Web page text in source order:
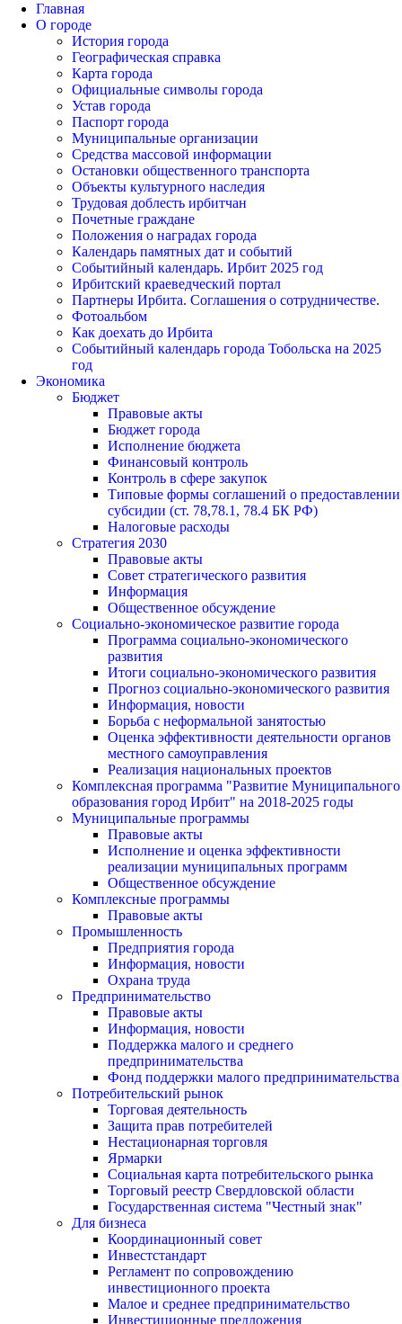
Главная
О городе
История города
Географическая справка
Карта города
Официальные символы города
Устав города
Паспорт города
Муниципальные организации
Средства массовой информации
Остановки общественного транспорта
Объекты культурного наследия
Трудовая доблесть ирбитчан
Почетные граждане
Положения о наградах города
Календарь памятных дат и событий
Событийный календарь. Ирбит 2025 год
Ирбитский краеведческий портал
Партнеры Ирбита. Соглашения о сотрудничестве.
Фотоальбом
Как доехать до Ирбита
Событийный календарь города Тобольска на 2025
год
Экономика
Бюджет
Правовые акты
Бюджет города
Исполнение бюджета
Финансовый контроль
Контроль в сфере закупок
Типовые формы соглашений о предоставлении
субсидии (ст. 78,78.1, 78.4 БК РФ)
Налоговые расходы
Стратегия 2030
Правовые акты
Совет стратегического развития
Информация
Общественное обсуждение
Социально-экономическое развитие города
Программа социально-экономического
развития
Итоги социально-экономического развития
Прогноз социально-экономического развития
Информация, новости
Борьба с неформальной занятостью
Оценка эффективности деятельности органов
местного самоуправления
Реализация национальных проектов
Комплексная программа "Развитие Муниципального
образования город Ирбит" на 2018-2025 годы
Муниципальные программы
Правовые акты
Исполнение и оценка эффективности
реализации муниципальных программ
Общественное обсуждение
Комплексные программы
Правовые акты
Промышленность
Предприятия города
Информация, новости
Охрана труда
Предпринимательство
Правовые акты
Информация, новости
Поддержка малого и среднего
предпринимательства
Фонд поддержки малого предпринимательства
Потребительский рынок
Торговая деятельность
Защита прав потребителей
Нестационарная торговля
Ярмарки
Социальная карта потребительского рынка
Торговый реестр Свердловской области
Государственная система "Честный знак"
Для бизнеса
Координационный совет
Инвестстандарт
Регламент по сопровождению
инвестиционного проекта
Малое и среднее предпринимательство
Инвестиционные предложения